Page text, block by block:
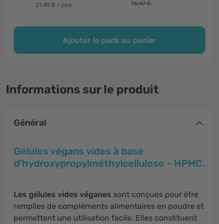
21,49 € / pce 76,47 €
Ajouter le pack au panier
Informations sur le produit
Général
Gélules végans vides à base
d'hydroxypropylméthylcellulose - HPMC.
Les gélules vides véganes sont conçues pour être
remplies de compléments alimentaires en poudre et
permettent une utilisation facile. Elles constituent